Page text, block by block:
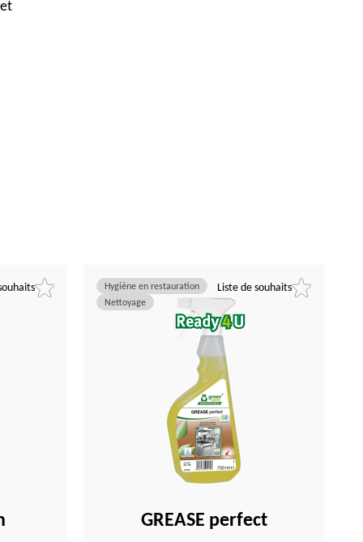
Liste de souhaits
GREASE perfect
Hygiène en restauration
Nettoyage